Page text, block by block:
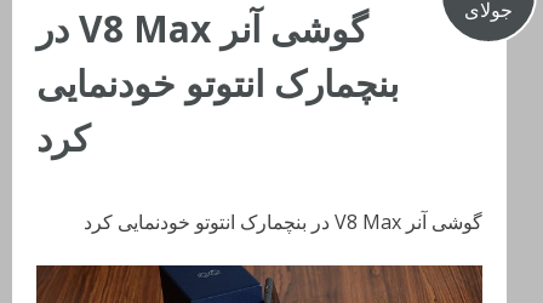
جولای
گوشی آنر V8 Max در
بنچمارک انتوتو خودنمایی
کرد
گوشی آنر V8 Max در بنچمارک انتوتو خودنمایی کرد